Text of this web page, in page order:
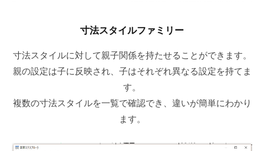
寸法スタイルファミリー
寸法スタイルに対して親子関係を持たせることができます。
親の設定は子に反映され、子はそれぞれ異なる設定を持てま
す。
複数の寸法スタイルを一覧で確認でき、違いが簡単にわかり
ます。